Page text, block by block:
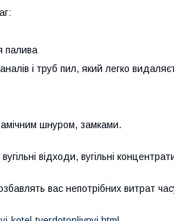
палива
і труб пил, який легко
шнуром, замками.
відходи, вугільні
вас непотрібних витрат